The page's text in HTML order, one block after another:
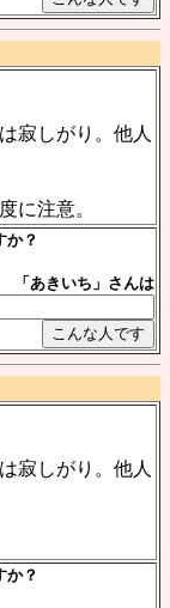
寂しがり。他人
に注意。
か？
「あきいち」さんは
寂しがり。他人
か？